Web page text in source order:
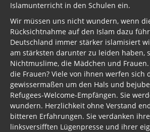
Wir müssen uns nicht wundern, wenn
Rücksichtnahme auf den Islam dazu
Deutschland immer stärker islamisiert
am stärksten darunter zu leiden haben,
Nichtmuslime, die Mädchen und Frauen.
die Frauen? Viele von ihnen werfen sich
gewissermaßen um den Hals und
Refugees-Welcome-Empfängen. Sie
wundern. Herzlichkeit ohne Verstand
bitteren Erfahrungen. Sie verdanken
linksversifften Lügenpresse und ihrer
bzw. Unwissenheit.